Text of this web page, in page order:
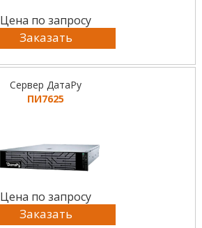
Цена по запросу
Заказать
Сервер ДатаРу
ПИ7625
Цена по запросу
Заказать